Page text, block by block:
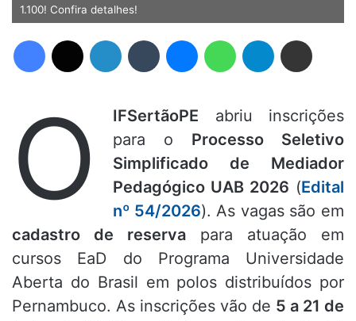
1.100! Confira detalhes!
O IFSertãoPE abriu inscrições
para o Processo Seletivo
Simplificado de Mediador
Pedagógico UAB 2026 (Edital
nº 54/2026). As vagas são em
cadastro de reserva para atuação em
cursos EaD do Programa Universidade
Aberta do Brasil em polos distribuídos por
Pernambuco. As inscrições vão de 5 a 21 de